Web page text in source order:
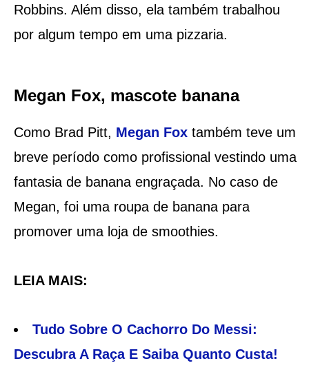
Robbins. Além disso, ela também trabalhou
por algum tempo em uma pizzaria.
Megan Fox, mascote banana
Como Brad Pitt, Megan Foxtambém teve um
breve período como profissional vestindo uma
fantasia de banana engraçada. No caso de
Megan, foi uma roupa de banana para
promover uma loja de smoothies.
LEIA MAIS:
Tudo Sobre O Cachorro Do Messi:
Descubra A Raça E Saiba Quanto Custa!